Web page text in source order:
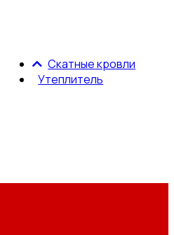
Скатные кровли
Утеплитель